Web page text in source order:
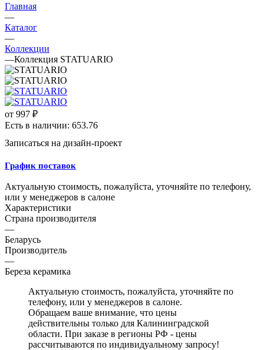
Главная
—
Каталог
—
Коллекции
—Коллекция STATUARIO
от 997 ₽
Есть в наличии: 653.76
Записаться на дизайн-проект
График поставок
Актуальную стоимость, пожалуйста, уточняйте по телефону,
или у менеджеров в салоне
Характеристики
Страна производителя
—
Беларусь
Производитель
—
Береза керамика
Актуальную стоимость, пожалуйста, уточняйте по
телефону, или у менеджеров в салоне.
Обращаем ваше внимание, что цены
действительны только для Калининградской
области. При заказе в регионы РФ - цены
рассчитываются по индивидуальному запросу!